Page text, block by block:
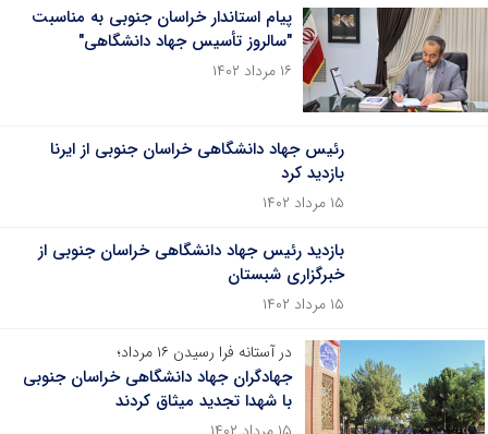
پیام استاندار خراسان جنوبی به مناسبت
"سالروز تأسیس جهاد دانشگاهی"
۱۶ مرداد ۱۴۰۲
رئیس جهاد دانشگاهی خراسان جنوبی از ایرنا
بازدید کرد
۱۵ مرداد ۱۴۰۲
بازدید رئیس جهاد دانشگاهی خراسان جنوبی از
خبرگزاری شبستان
۱۵ مرداد ۱۴۰۲
در آستانه فرا رسیدن ۱۶ مرداد؛
جهادگران جهاد دانشگاهی خراسان جنوبی
با شهدا تجدید میثاق کردند